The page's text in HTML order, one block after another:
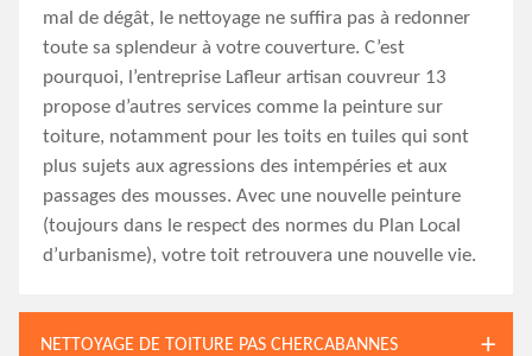
mal de dégât, le nettoyage ne suffira pas à redonner
toute sa splendeur à votre couverture. C’est
pourquoi, l’entreprise Lafleur artisan couvreur 13
propose d’autres services comme la peinture sur
toiture, notamment pour les toits en tuiles qui sont
plus sujets aux agressions des intempéries et aux
passages des mousses. Avec une nouvelle peinture
(toujours dans le respect des normes du Plan Local
d’urbanisme), votre toit retrouvera une nouvelle vie.
NETTOYAGE DE TOITURE PAS CHERCABANNES